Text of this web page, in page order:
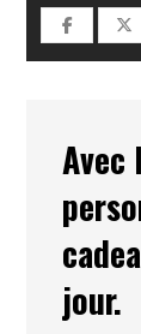
Avec
jour.